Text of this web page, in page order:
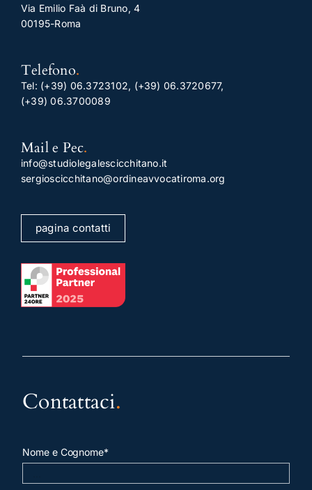
Via Emilio Faà di Bruno, 4
00195-Roma
Telefono.
Tel: (+39) 06.3723102, (+39) 06.3720677,
(+39) 06.3700089
Mail e Pec.
info@studiolegalescicchitano.it
sergioscicchitano@ordineavvocatiroma.org
pagina contatti
Contattaci.
Nome e Cognome*